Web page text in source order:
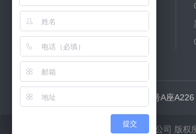
技术文章
地址：上海市银都西路58号A座A226
©2026 上海奇宜仪器设备有限公司 版
提交